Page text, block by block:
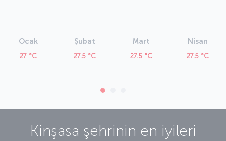
Ocak
27 °C
Şubat
27.5 °C
Mart
27.5 °C
Nisan
27.5 °C
Kinşasa şehrinin en iyileri